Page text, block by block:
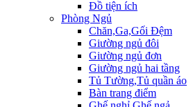
Đồ tiện ích
Phòng Ngủ
Chăn,Ga,Gối Đệm
Giường ngủ đôi
Giường ngủ đơn
Giường ngủ hai tầng
Tủ Tường,Tủ quần áo
Bàn trang điểm